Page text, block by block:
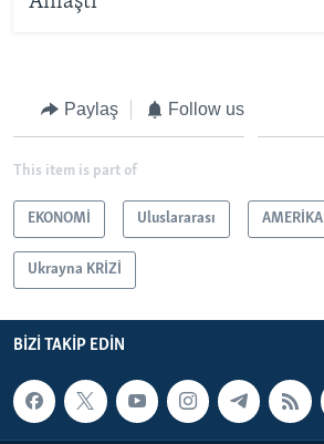
Paylaş Follow us
This item is part of
EKONOMİ Uluslararası AMERİKA
Ukrayna KRİZİ
BIZI TAKIP EDIN